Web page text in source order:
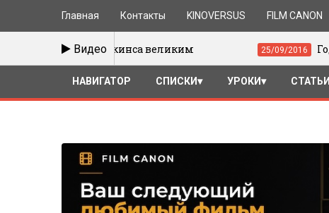
Главная Контакты KINOVERSUS FILM CANON
Видео
Хопкинса великим 25/09/2016 Годар и Брессон
НАВИГАТОР СПИСКИ УРОКИ СТАТЬИ